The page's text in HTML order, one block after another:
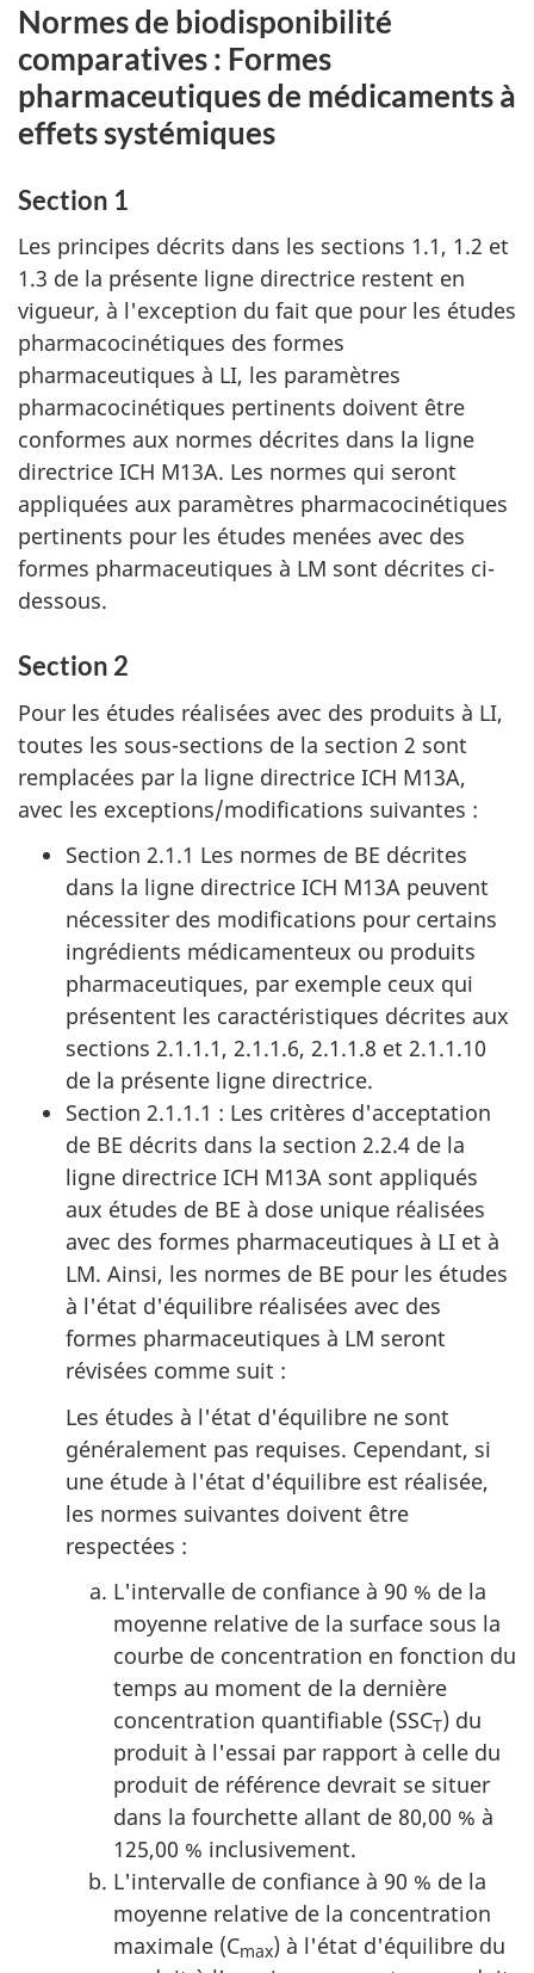
Normes de biodisponibilité
comparatives : Formes
pharmaceutiques de médicaments à
effets systémiques
Section 1
Les principes décrits dans les sections 1.1, 1.2 et
1.3 de la présente ligne directrice restent en
vigueur, à l'exception du fait que pour les études
pharmacocinétiques des formes
pharmaceutiques à LI, les paramètres
pharmacocinétiques pertinents doivent être
conformes aux normes décrites dans la ligne
directrice ICH M13A. Les normes qui seront
appliquées aux paramètres pharmacocinétiques
pertinents pour les études menées avec des
formes pharmaceutiques à LM sont décrites ci-
dessous.
Section 2
Pour les études réalisées avec des produits à LI,
toutes les sous-sections de la section 2 sont
remplacées par la ligne directrice ICH M13A,
avec les exceptions/modifications suivantes :
Section 2.1.1 Les normes de BE décrites
dans la ligne directrice ICH M13A peuvent
nécessiter des modifications pour certains
ingrédients médicamenteux ou produits
pharmaceutiques, par exemple ceux qui
présentent les caractéristiques décrites aux
sections 2.1.1.1, 2.1.1.6, 2.1.1.8 et 2.1.1.10
de la présente ligne directrice.
Section 2.1.1.1 : Les critères d'acceptation
de BE décrits dans la section 2.2.4 de la
ligne directrice ICH M13A sont appliqués
aux études de BE à dose unique réalisées
avec des formes pharmaceutiques à LI et à
LM. Ainsi, les normes de BE pour les études
à l'état d'équilibre réalisées avec des
formes pharmaceutiques à LM seront
révisées comme suit :
Les études à l'état d'équilibre ne sont
généralement pas requises. Cependant, si
une étude à l'état d'équilibre est réalisée,
les normes suivantes doivent être
respectées :
L'intervalle de confiance à 90 % de la
moyenne relative de la surface sous la
courbe de concentration en fonction du
temps au moment de la dernière
concentration quantifiable (SSCT) du
produit à l'essai par rapport à celle du
produit de référence devrait se situer
dans la fourchette allant de 80,00 % à
125,00 % inclusivement.
L'intervalle de confiance à 90 % de la
moyenne relative de la concentration
maximale (Cmax) à l'état d'équilibre du